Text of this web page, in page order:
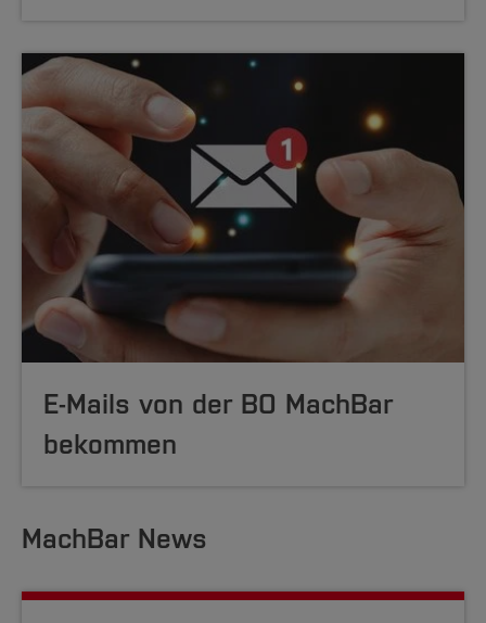
E-Mails von der BO MachBar
bekommen
MachBar News